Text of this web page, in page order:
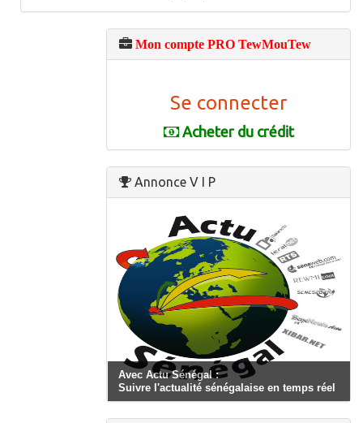
Mon compte PRO TewMouTew
Se connecter
Acheter du crédit
Annonce V I P
Avec Actu Sénégal :
Suivre l'actualité sénégalaise en temps réel